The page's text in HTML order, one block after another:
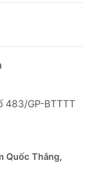
483/GP-BTTTT
Quốc Thắng,